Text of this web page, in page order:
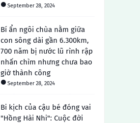
September 28, 2024
Bí ẩn ngôi chùa nằm giữa
con sông dài gần 6.300km,
700 năm bị nước lũ rình rập
nhấn chìm nhưng chưa bao
giờ thành công
September 28, 2024
Bi kịch của cậu bé đóng vai
"Hồng Hài Nhi": Cuộc đời